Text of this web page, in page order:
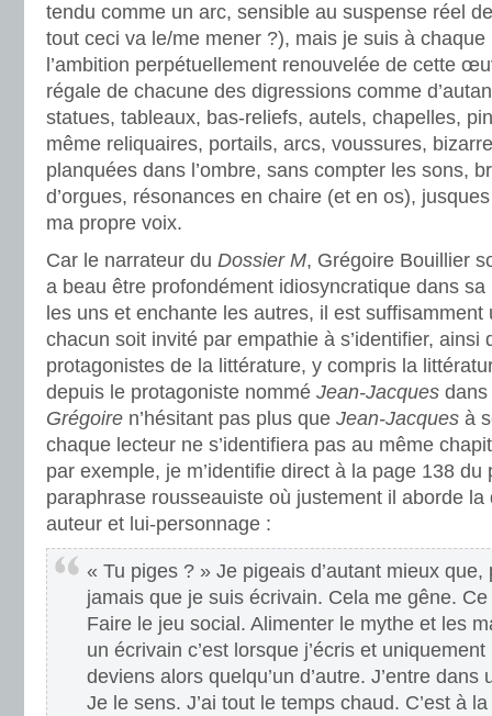
tendu comme un arc, sensible au suspense réel
tout ceci va le/me mener ?), mais je suis à
l’ambition perpétuellement renouvelée de cette
régale de chacune des digressions comme
statues, tableaux, bas-reliefs, autels, chapelles,
même reliquaires, portails, arcs, voussures,
planquées dans l’ombre, sans compter les sons,
d’orgues, résonances en chaire (et en os),
ma propre voix.
Car le narrateur du Dossier M, Grégoire Bouillier
a beau être profondément idiosyncratique dans
les uns et enchante les autres, il est suffisamment
chacun soit invité par empathie à s’identifier, ainsi
protagonistes de la littérature, y compris la
depuis le protagoniste nommé Jean-Jacques
Grégoire n’hésitant pas plus que Jean-Jacques à
chaque lecteur ne s’identifiera pas au même
par exemple, je m’identifie direct à la page 138 du
paraphrase rousseauiste où justement il aborde
auteur et lui-personnage :
« Tu piges ? » Je pigeais d’autant mieux
jamais que je suis écrivain. Cela me gêne.
Faire le jeu social. Alimenter le mythe et les
un écrivain c’est lorsque j’écris et
deviens alors quelqu’un d’autre. J’entre
Je le sens. J’ai tout le temps chaud. C’est à